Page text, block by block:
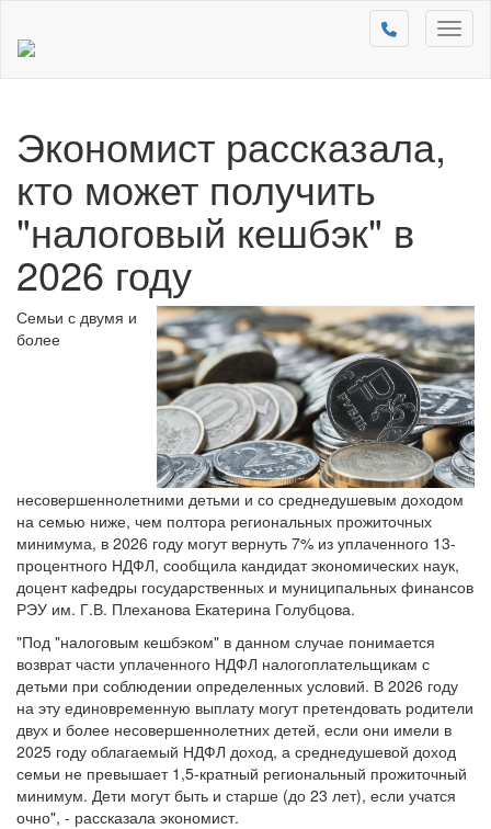
Экономист рассказала,
кто может получить
"налоговый кешбэк" в
2026 году
Семьи с двумя и
более
несовершеннолетними детьми и со среднедушевым доходом
на семью ниже, чем полтора региональных прожиточных
минимума, в 2026 году могут вернуть 7% из уплаченного 13-
процентного НДФЛ, сообщила кандидат экономических наук,
доцент кафедры государственных и муниципальных финансов
РЭУ им. Г.В. Плеханова Екатерина Голубцова.
"Под "налоговым кешбэком" в данном случае понимается
возврат части уплаченного НДФЛ налогоплательщикам с
детьми при соблюдении определенных условий. В 2026 году
на эту единовременную выплату могут претендовать родители
двух и более несовершеннолетних детей, если они имели в
2025 году облагаемый НДФЛ доход, а среднедушевой доход
семьи не превышает 1,5-кратный региональный прожиточный
минимум. Дети могут быть и старше (до 23 лет), если учатся
очно", - рассказала экономист.